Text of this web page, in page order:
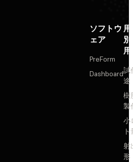
ソフトウ
ェア
PreForm
Dashboard試
途
樹
製
小
射
形